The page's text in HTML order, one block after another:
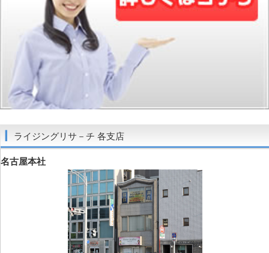
ライジングリサ－チ 各支店
名古屋本社